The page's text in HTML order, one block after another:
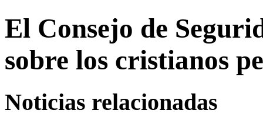
El Consejo de
sobre los cristianos
Noticias relacionadas